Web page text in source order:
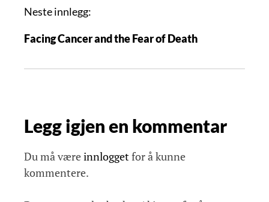
g
s
a
g
s
j
Neste innlegg:
Facing Cancer and the Fear of Death
Legg igjen en kommentar
Du må væreinnloggetfor å kunne
kommentere.